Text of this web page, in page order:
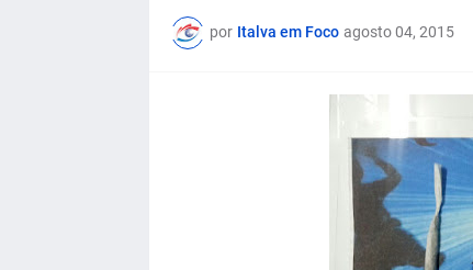
por Italva em Foco agosto 04, 2015